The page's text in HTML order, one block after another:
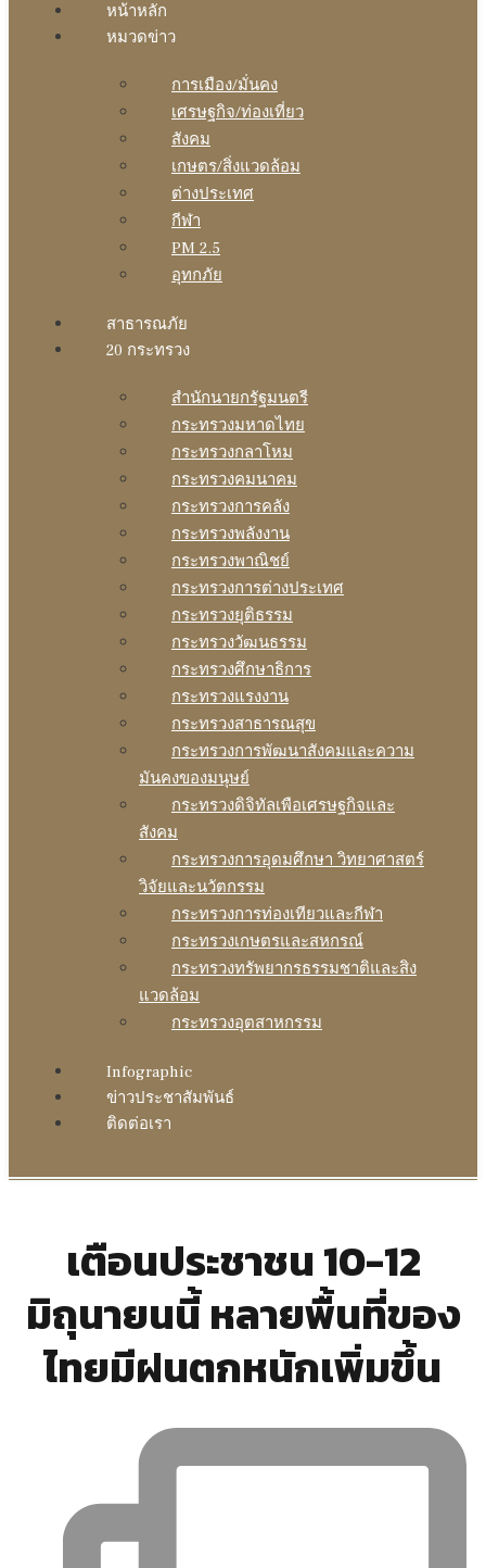
หน้าหลัก
หมวดข่าว
การเมือง/มั่นคง
เศรษฐกิจ/ท่องเที่ยว
สังคม
เกษตร/สิ่งแวดล้อม
ต่างประเทศ
กีฬา
PM 2.5
อุทกภัย
สาธารณภัย
20 กระทรวง
สํานักนายกรัฐมนตรี
กระทรวงมหาดไทย
กระทรวงกลาโหม
กระทรวงคมนาคม
กระทรวงการคลัง
กระทรวงพลังงาน
กระทรวงพาณิชย์
กระทรวงการต่างประเทศ
กระทรวงยุติธรรม
กระทรวงวัฒนธรรม
กระทรวงศึกษาธิการ
กระทรวงแรงงาน
กระทรวงสาธารณสุข
กระทรวงการพัฒนาสังคมและความ
มันคงของมนุษย์
กระทรวงดิจิทัลเพือเศรษฐกิจและ
สังคม
กระทรวงการอุดมศึกษา วิทยาศาสตร์
วิจัยและนวัตกรรม
กระทรวงการท่องเทียวและกีฬา
กระทรวงเกษตรและสหกรณ์
กระทรวงทรัพยากรธรรมชาติและสิง
แวดล้อม
กระทรวงอุตสาหกรรม
Infographic
ข่าวประชาสัมพันธ์
ติดต่อเรา
เตือนประชาชน 10-12
มิถุนายนนี้ หลายพื้นที่ของ
ไทยมีฝนตกหนักเพิ่มขึ้น